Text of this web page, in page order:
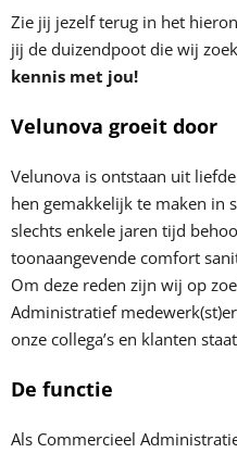
Zie jij jezelf terug in het
jij de duizendpoot die wij
kennis met jou!
Velunova groeit door
Velunova is ontstaan uit
hen gemakkelijk te maken in
slechts enkele jaren tijd
toonaangevende comfort
Om deze reden zijn wij op
Administratief
onze collega’s en klanten
De functie
Als Commercieel